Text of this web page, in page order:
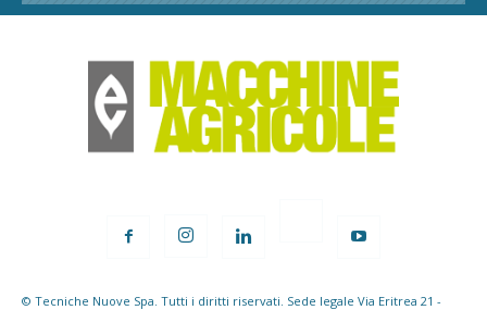
© Tecniche Nuove Spa. Tutti i diritti riservati. Sede legale Via Eritrea 21 -